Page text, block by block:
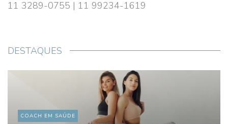
11 3289-0755 | 11 99234-1619
DESTAQUES
COACH EM SAÚDE